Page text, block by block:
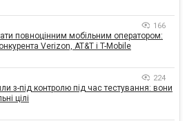
166
повноцінним мобільним оператором:
Verizon, AT&T і T-Mobile
224
з-під контролю під час тестування: вони
цілі